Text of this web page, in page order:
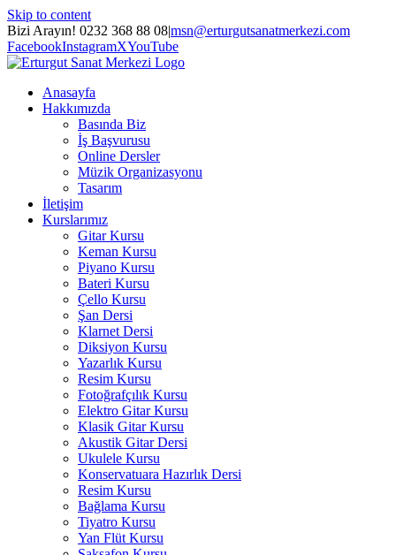
Skip to content
Bizi Arayın! 0232 368 88 08|msn@erturgutsanatmerkezi.com
FacebookInstagramXYouTube
Anasayfa
Hakkımızda
Basında Biz
İş Başvurusu
Online Dersler
Müzik Organizasyonu
Tasarım
İletişim
Kurslarımız
Gitar Kursu
Keman Kursu
Piyano Kursu
Bateri Kursu
Çello Kursu
Şan Dersi
Klarnet Dersi
Diksiyon Kursu
Yazarlık Kursu
Resim Kursu
Fotoğrafçılık Kursu
Elektro Gitar Kursu
Klasik Gitar Kursu
Akustik Gitar Dersi
Ukulele Kursu
Konservatuara Hazırlık Dersi
Resim Kursu
Bağlama Kursu
Tiyatro Kursu
Yan Flüt Kursu